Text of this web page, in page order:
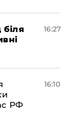
16:27
РФ
16:10